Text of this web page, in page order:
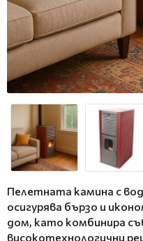
Пелетната камина с
осигурява бързо и
дом, като комбинира
високотехнологични